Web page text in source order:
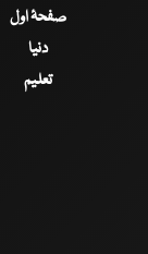
صفحۂ اول
دنیا
تعلیم